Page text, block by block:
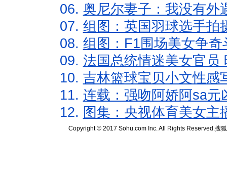
06. 奥尼尔妻子：我没有外
07. 组图：英国羽球选手拍
08. 组图：F1围场美女争
09. 法国总统情迷美女官员
10. 吉林篮球宝贝小文性感
11. 连载：强吻阿娇阿sa元
12. 图集：央视体育美女主
Copyright © 2017 Sohu.com Inc. All Rights Reserved.搜